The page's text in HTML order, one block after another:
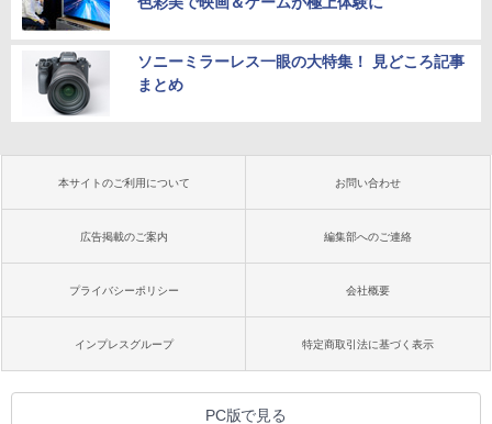
ソニーミラーレス一眼の大特集！ 見どころ記事
まとめ
本サイトのご利用について お問い合わせ
広告掲載のご案内 編集部へのご連絡
プライバシーポリシー 会社概要
インプレスグループ 特定商取引法に基づく表示
PC版で見る